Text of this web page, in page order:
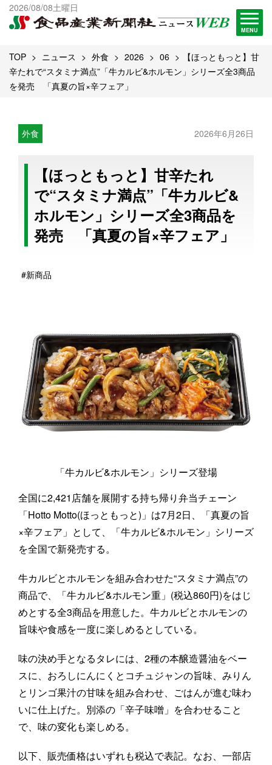
2026/08/08土曜日
MENU
出版物一覧へ
試読・購読申し込み
TOP ニュース 外食 2026 06
【ほっともっと】甘
辛たれで“スタミナ満点”「牛カルビ&ホルモン」シリーズ全3商品
を発売 「真夏の旨×辛フェア」
外食 2026年6月26日
【ほっともっと】甘辛たれ
で“スタミナ満点”「牛カルビ&
ホルモン」シリーズ全3商品を
発売 「真夏の旨×辛フェア」
#新商品
「牛カルビ&ホルモン」シリーズ登場
全国に2,421店舗を展開する持ち帰り弁当チェーン
「Hotto Motto(ほっともっと)」は7月2日、「真夏の旨
×辛フェア」として、「牛カルビ&ホルモン」シリーズ
を全国で新発売する。
牛カルビとホルモンを組み合わせた“スタミナ満点”の
商品で、「牛カルビ&ホルモン重」(税込860円)をはじ
めとする全3商品を用意した。牛カルビとホルモンの
旨味や食感を一度に楽しめるとしている。
味の決め手となるタレには、2種の本醸造醤油をベー
スに、おろしにんにくとコチュジャンの旨味、みりん
とリンゴ果汁の甘味を組み合わせ、ごはんが進む味わ
いに仕上げた。別添の「辛子味噌」を合わせること
で、味の変化も楽しめる。
以下、販売価格はいずれも税込で表記。なお、一部店